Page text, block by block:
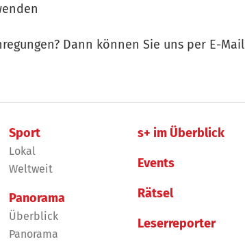
Dann können Sie uns per E-Mail
Sport
Lokal
Weltweit
Panorama
Überblick
Panorama
s+ im Überblick
Events
Rätsel
Leserreporter